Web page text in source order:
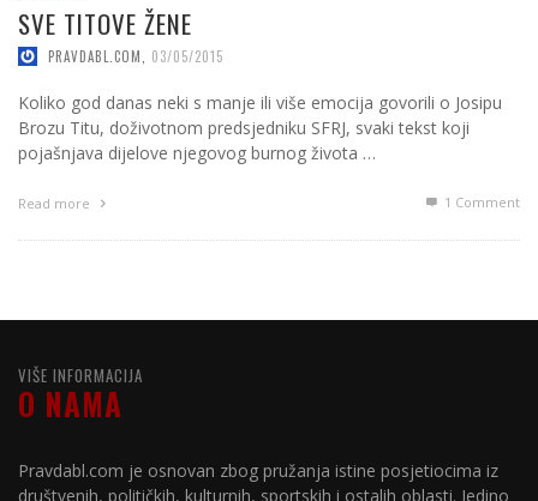
SVE TITOVE ŽENE
PRAVDABL.COM 03/05/2015
Koliko god danas neki s manje ili više emocija govorili o Josipu
Brozu Titu, doživotnom predsjedniku SFRJ, svaki tekst koji
pojašnjava dijelove njegovog burnog života …
Read more 1 Comment
VIŠE INFORMACIJA
O NAMA
Pravdabl.com je osnovan zbog pružanja istine posjetiocima iz
društvenih, političkih, kulturnih, sportskih i ostalih oblasti. Jedino